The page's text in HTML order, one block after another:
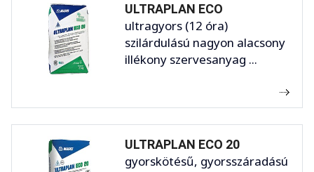
ULTRAPLAN ECO
ultragyors (12 óra)
szilárdulású nagyon alacsony
illékony szervesanyag ...
ULTRAPLAN ECO 20
gyorskötésű, gyorsszáradású